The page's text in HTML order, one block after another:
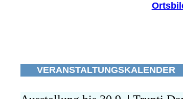
VERANSTALTUNGSKALENDER